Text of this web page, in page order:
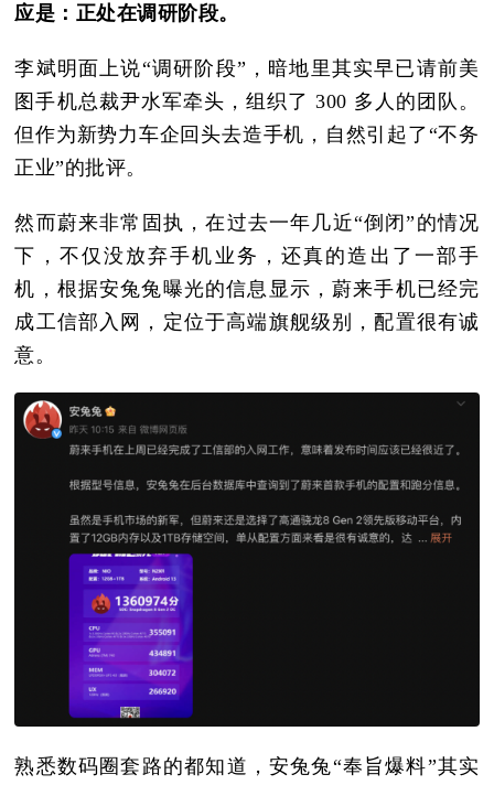
应是：正处在调研阶段。
李斌明面上说“调研阶段”，暗地里其实早已请前美
图手机总裁尹水军牵头，组织了 300 多人的团队。
但作为新势力车企回头去造手机，自然引起了“不务
正业”的批评。
然而蔚来非常固执，在过去一年几近“倒闭”的情况
下，不仅没放弃手机业务，还真的造出了一部手
机，根据安兔兔曝光的信息显示，蔚来手机已经完
成工信部入网，定位于高端旗舰级别，配置很有诚
意。
熟悉数码圈套路的都知道，安兔兔“奉旨爆料”其实